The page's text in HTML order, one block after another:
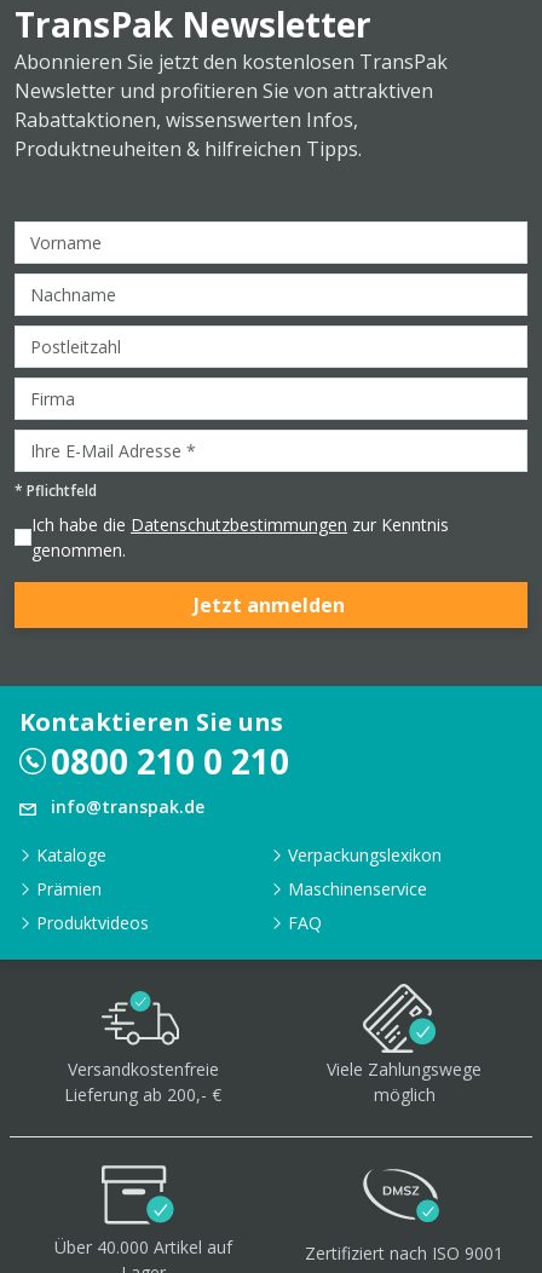
TransPak Newsletter
Abonnieren Sie jetzt den kostenlosen TransPak
Newsletter und profitieren Sie von attraktiven
Rabattaktionen, wissenswerten Infos,
Produktneuheiten & hilfreichen Tipps.
* Pflichtfeld
Ich habe die Datenschutzbestimmungen zur Kenntnis
genommen.
Jetzt anmelden
Kontaktieren Sie uns
0800 210 0 210
info@transpak.de
Kataloge
Verpackungslexikon
Prämien
Maschinenservice
Produktvideos
FAQ
Versandkostenfreie
Lieferung ab 200,- €
Viele Zahlungswege
möglich
Über 40.000 Artikel auf
Zertifiziert nach ISO 9001